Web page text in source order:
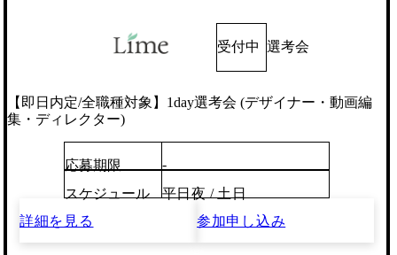
受付中 選考会
【即日内定/全職種対象】1day選考会 (デザイナー・動画編
集・ディレクター)
応募期限
-
スケジュール
平日夜 / 土日
詳細を見る
参加申し込み